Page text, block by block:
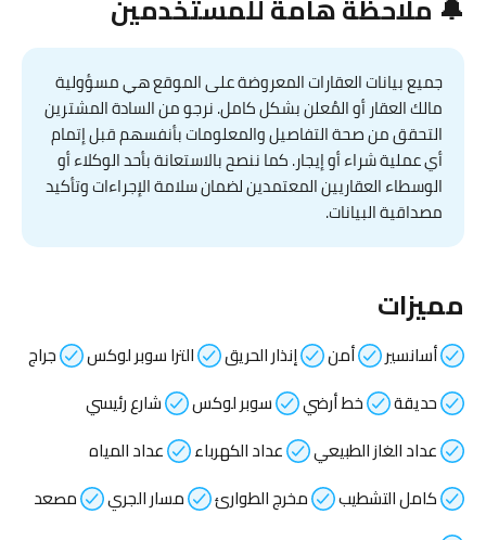
🔔 ملاحظة هامة للمستخدمين
جميع بيانات العقارات المعروضة على الموقع هي مسؤولية
مالك العقار أو المُعلن بشكل كامل. نرجو من السادة المشترين
التحقق من صحة التفاصيل والمعلومات بأنفسهم قبل إتمام
أي عملية شراء أو إيجار. كما ننصح بالاستعانة بأحد الوكلاء أو
الوسطاء العقاريين المعتمدين لضمان سلامة الإجراءات وتأكيد
مصداقية البيانات.
مميزات
أسانسير أمن إنذار الحريق الترا سوبر لوكس
جراج
حديقة
خط أرضي سوبر لوكس
شارع رئيسي
عداد الغاز الطبيعي
عداد الكهرباء
عداد المياه
كامل التشطيب
مخرج الطوارئ مسار الجري
مصعد